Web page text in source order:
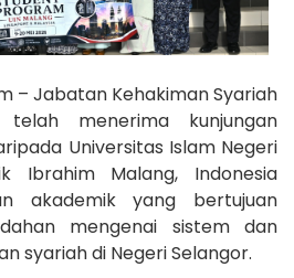
– Jabatan Kehakiman Syariah
telah menerima kunjungan
Universitas Islam Negeri
Ibrahim Malang, Indonesia
akademik yang bertujuan
mengenai sistem dan
syariah di Negeri Selangor.